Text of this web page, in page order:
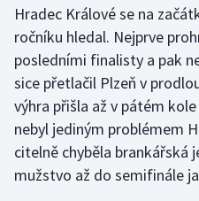
Házená
Jezdectví
Judo
Krasobruslení
Lezení
Hradec Králové se na
ročníku hledal. Nejprve
posledními finalisty a pak
sice přetlačil Plzeň v
výhra přišla až v pátém
nebyl jediným problémem
citelně chyběla brankářská
mužstvo až do semifinále